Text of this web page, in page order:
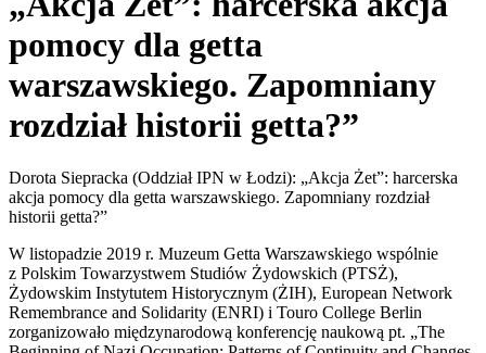
pomocy dla getta
warszawskiego. Zapomniany
rozdział historii getta?”
Dorota Siepracka (Oddział IPN w Łodzi): „Akcja Żet”: harcerska
akcja pomocy dla getta warszawskiego. Zapomniany rozdział
historii getta?”
W listopadzie 2019 r. Muzeum Getta Warszawskiego wspólnie
z Polskim Towarzystwem Studiów Żydowskich (PTSŻ),
Żydowskim Instytutem Historycznym (ŻIH), European Network
Remembrance and Solidarity (ENRI) i Touro College Berlin
zorganizowało międzynarodową konferencję naukową pt. „The